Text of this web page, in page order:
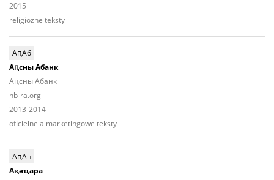
2015
religiozne teksty
АԥАб
Аԥсны Абанк
Аԥсны Абанк
nb-ra.org
2013-2014
oficielne a marketingowe teksty
АԥАп
Ақәҵара